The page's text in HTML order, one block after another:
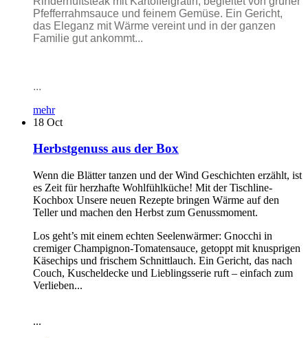
Pfefferrahmsauce und feinem Gemüse. Ein Gericht,
das Eleganz mit Wärme vereint und in der ganzen
Familie gut ankommt...
...
mehr
18 Oct
Herbstgenuss aus der Box
Wenn die Blätter tanzen und der Wind Geschichten erzählt, ist
es Zeit für herzhafte Wohlfühlküche! Mit der Tischline-
Kochbox Unsere neuen Rezepte bringen Wärme auf den
Teller und machen den Herbst zum Genussmoment.
Los geht’s mit einem echten Seelenwärmer: Gnocchi in
cremiger Champignon-Tomatensauce, getoppt mit knusprigen
Käsechips und frischem Schnittlauch. Ein Gericht, das nach
Couch, Kuscheldecke und Lieblingsserie ruft – einfach zum
Verlieben...
...